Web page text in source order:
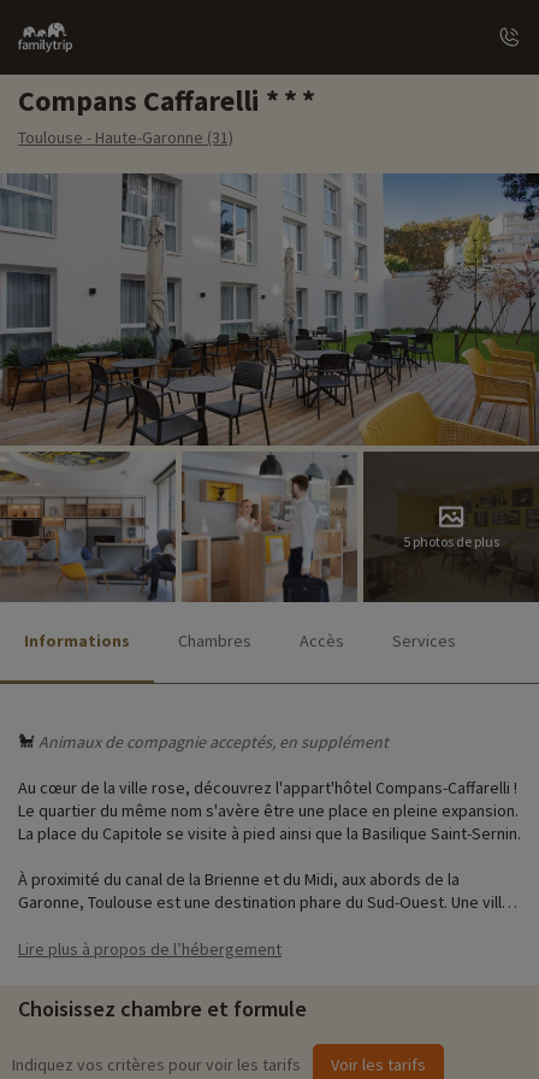
Family
trip
Compans Caffarelli
Toulouse - Haute-Garonne (31)
5 photos de plus
Informations Chambres Accès Services
🐩 Animaux de compagnie acceptés, en supplément
Au cœur de la ville rose, découvrez l'appart'hôtel Compans-Caffarelli !
Le quartier du même nom s'avère être une place en pleine expansion.
La place du Capitole se visite à pied ainsi que la Basilique Saint-Sernin.
À proximité du canal de la Brienne et du Midi, aux abords de la
Garonne, Toulouse est une destination phare du Sud-Ouest. Une ville
› Situé à environ 45 min en voiture du camping
Lire plus à propos de l’hébergement
Choisissez chambre et formule
Indiquez vos critères pour voir les tarifs Voir les tarifs